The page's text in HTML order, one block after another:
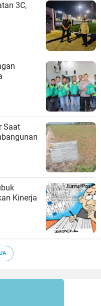
3C,
Saat
Kinerja